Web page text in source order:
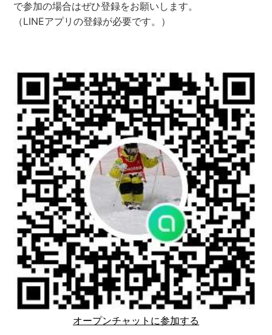
で参加の場合はぜひ登録をお願いします。
（LINEアプリの登録が必要です。）
オープンチャットに参加する